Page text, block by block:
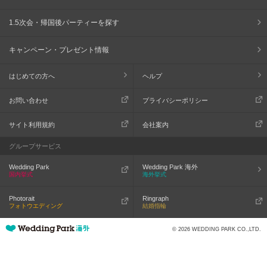
1.5次会・帰国後パーティーを探す
キャンペーン・プレゼント情報
はじめての方へ ヘルプ
お問い合わせ プライバシーポリシー
サイト利用規約 会社案内
グループサービス
Wedding Park
国内挙式
Wedding Park 海外
海外挙式
Photorait
フォトウエディング
Ringraph
結婚指輪
© 2026 WEDDING PARK CO.,LTD.